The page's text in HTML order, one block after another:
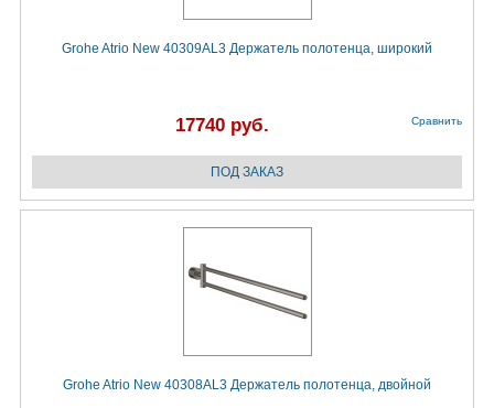
Grohe Atrio New 40309AL3 Держатель полотенца, широкий
17740 руб. Сравнить
Grohe Atrio New 40308AL3 Держатель полотенца, двойной